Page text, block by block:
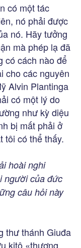
có một tác
nó phải được
nó. Hãy tưởng
mà phép lạ đã
có cách nào để
cho các nguyên
Alvin Plantinga
có một lý do
như kỳ diệu
bị mất phải ở
tôi có thể thấy.
hoài nghi
người của đức
câu hỏi này
thư thánh Giuđa
kitô «thương